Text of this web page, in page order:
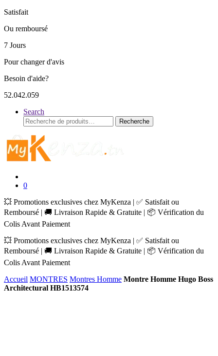
Satisfait
Ou remboursé
7 Jours
Pour changer d'avis
Besoin d'aide?
52.042.059
Search
Recherche
pour :
Recherche
0
💥 Promotions exclusives chez MyKenza | ✅ Satisfait ou
Remboursé | 🚚 Livraison Rapide & Gratuite | 📦 Vérification du
Colis Avant Paiement
💥 Promotions exclusives chez MyKenza | ✅ Satisfait ou
Remboursé | 🚚 Livraison Rapide & Gratuite | 📦 Vérification du
Colis Avant Paiement
Accueil MONTRES Montres Homme Montre Homme Hugo Boss
Architectural HB1513574